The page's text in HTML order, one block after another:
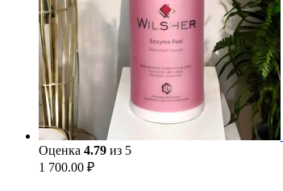
Оценка 4.79 из 5
1 700.00 ₽